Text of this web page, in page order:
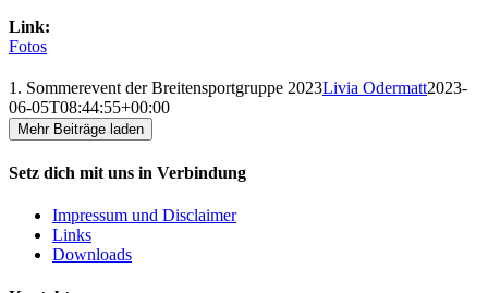
Link:
Fotos
1. Sommerevent der Breitensportgruppe 2023Livia Odermatt2023-
06-05T08:44:55+00:00
Mehr Beiträge laden
Setz dich mit uns in Verbindung
Impressum und Disclaimer
Links
Downloads